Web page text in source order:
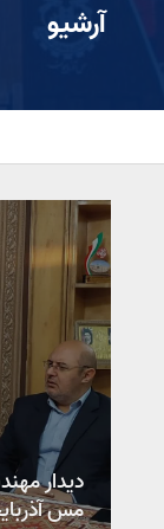
آرشیو
دیدار
مس